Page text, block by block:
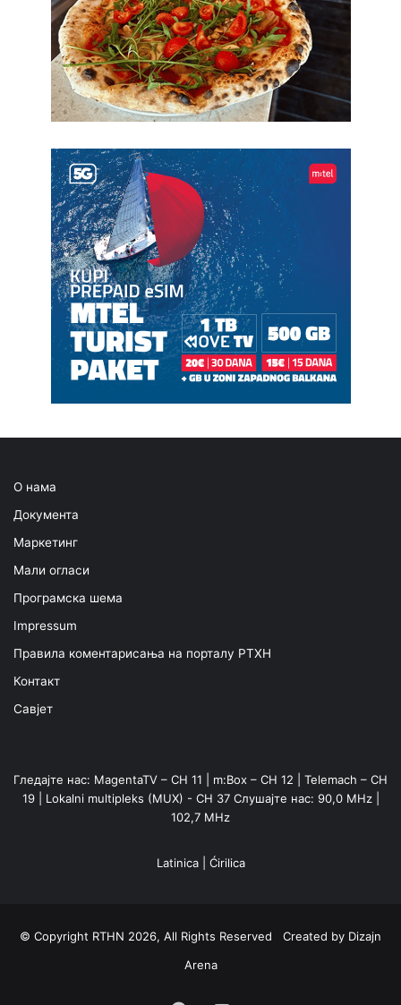
О нама
Документа
Маркетинг
Мали огласи
Програмска шема
Impressum
Правила коментарисања на порталу РТХН
Контакт
Савјет
Гледајте нас: MagentaTV – CH 11 | m:Box – CH 12 | Telemach – CH
19 | Lokalni multipleks (MUX) - CH 37 Слушајте нас: 90,0 MHz |
102,7 MHz
Latinica| Ćirilica
© Copyright RTHN 2026, All Rights Reserved Created by Dizajn
Arena